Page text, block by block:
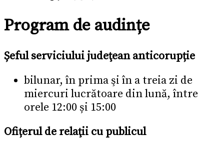
Program de audințe
Șeful serviciului judeţean anticorupție
bilunar, în prima şi în a treia zi de
miercuri lucrătoare din lună, între
orele 12:00 și 15:00
Ofițerul de relaţii cu publicul